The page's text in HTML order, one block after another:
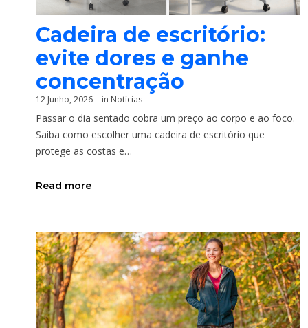
Cadeira de escritório:
evite dores e ganhe
concentração
12 Junho, 2026 in Notícias
Passar o dia sentado cobra um preço ao corpo e ao foco.
Saiba como escolher uma cadeira de escritório que
protege as costas e…
Read more